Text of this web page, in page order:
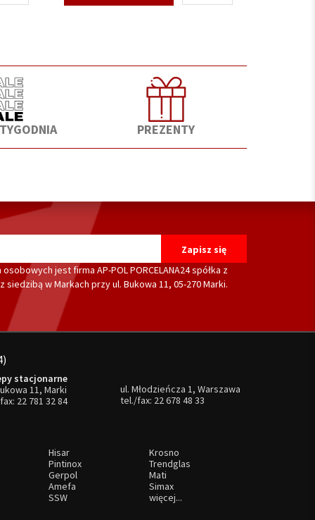
PREZENTY
jest firma AP-POL PORCELANA24 spółka z
w Markach przy ul. Bukowa 11, 05-270 Marki.
stacjonarne
11, Marki
22 781 32 84
ul. Młodzieńcza 1, Warszawa
tel./fax: 22 678 48 33
Hisar
Krosno
Pintinox
Trendglas
Gerpol
Mati
Amefa
Simax
SSW
więcej...